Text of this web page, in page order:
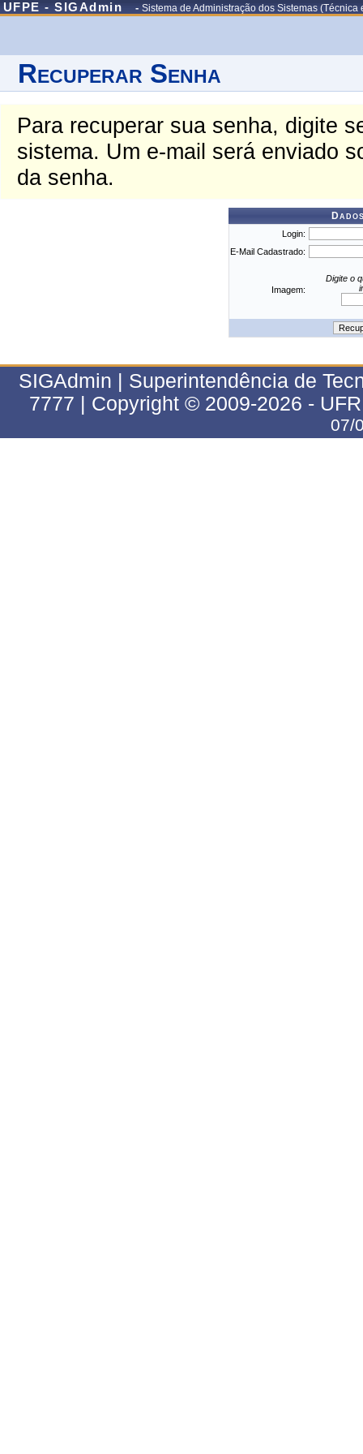
UFPE - SIGAdmin - Sistema de Administração dos Sistemas (Técnica
Recuperar Senha
Para recuperar sua senha, digite
sistema. Um e-mail será enviado
da senha.
Login:
E-Mail Cadastrado:
Imagem:
Digite o
SIGAdmin | Superintendência de
7777 | Copyright © 2009-2026 -
07/